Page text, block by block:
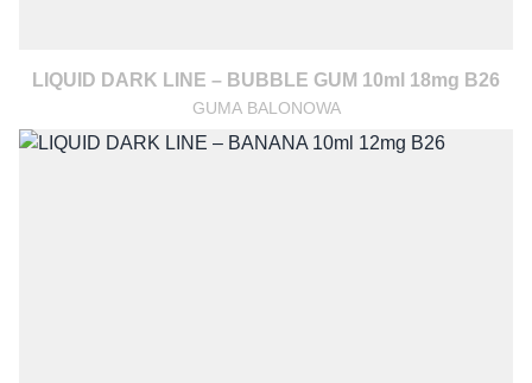
LIQUID DARK LINE – BUBBLE GUM 10ml 18mg B26
GUMA BALONOWA